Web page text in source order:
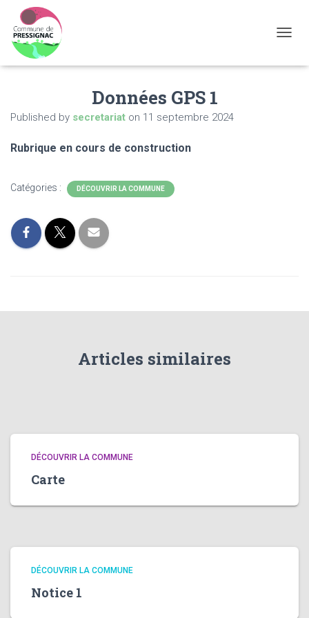
Données GPS 1
Published by secretariat on 11 septembre 2024
Rubrique en cours de construction
Catégories : DÉCOUVRIR LA COMMUNE
Articles similaires
DÉCOUVRIR LA COMMUNE
Carte
DÉCOUVRIR LA COMMUNE
Notice 1